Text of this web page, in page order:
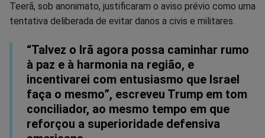
Teerã, sob anonimato, justificaram o aviso prévio como uma
tentativa deliberada de evitar danos a civis e militares.
“Talvez o Irã agora possa caminhar rumo
à paz e à harmonia na região, e
incentivarei com entusiasmo que Israel
faça o mesmo”, escreveu Trump em tom
conciliador, ao mesmo tempo em que
reforçou a superioridade defensiva